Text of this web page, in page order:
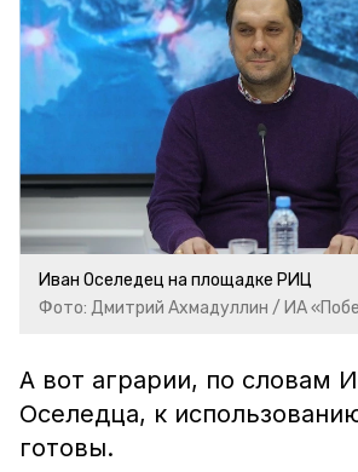
Иван Оселедец на площадке РИЦ
Фото: Дмитрий Ахмадуллин / ИА
А вот аграрии, по словам
Оселедца, к
готовы.